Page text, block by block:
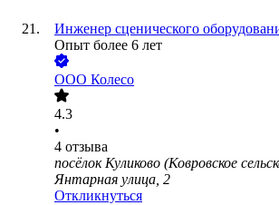
Инженер сценического
Опыт более 6 лет
ООО Колесо
4.3
•
4 отзыва
посёлок Куликово (Ковровское
Янтарная улица, 2
Откликнуться